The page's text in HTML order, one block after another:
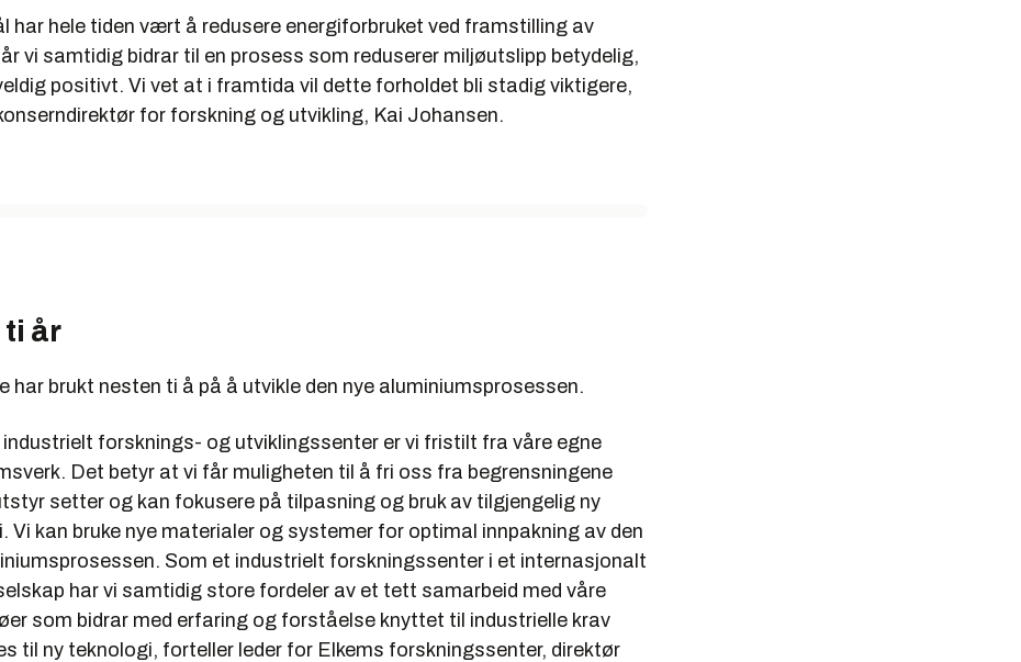
har hele tiden vært å redusere energiforbruket ved framstilling av
vi samtidig bidrar til en prosess som reduserer miljøutslipp betydelig,
positivt. Vi vet at i framtida vil dette forholdet bli stadig viktigere,
for forskning og utvikling, Kai Johansen.
år
har brukt nesten ti å på å utvikle den nye aluminiumsprosessen.
industrielt forsknings- og utviklingssenter er vi fristilt fra våre egne
Det betyr at vi får muligheten til å fri oss fra begrensningene
setter og kan fokusere på tilpasning og bruk av tilgjengelig ny
Vi kan bruke nye materialer og systemer for optimal innpakning av den
Som et industrielt forskningssenter i et internasjonalt
har vi samtidig store fordeler av et tett samarbeid med våre
som bidrar med erfaring og forståelse knyttet til industrielle krav
til ny teknologi, forteller leder for Elkems forskningssenter, direktør